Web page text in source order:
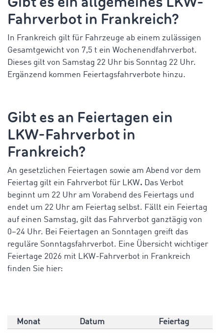
Fahrverbot in Frankreich?
In Frankreich gilt für Fahrzeuge ab einem zulässigen
Gesamtgewicht von 7,5 t ein Wochenendfahrverbot.
Dieses gilt von Samstag 22 Uhr bis Sonntag 22 Uhr.
Ergänzend kommen Feiertagsfahrverbote hinzu.
Gibt es an Feiertagen ein
LKW-Fahrverbot in
Frankreich?
An gesetzlichen Feiertagen sowie am Abend vor dem
Feiertag gilt ein Fahrverbot für LKW. Das Verbot
beginnt um 22 Uhr am Vorabend des Feiertags und
endet um 22 Uhr am Feiertag selbst. Fällt ein Feiertag
auf einen Samstag, gilt das Fahrverbot ganztägig von
0–24 Uhr. Bei Feiertagen an Sonntagen greift das
reguläre Sonntagsfahrverbot. Eine Übersicht wichtiger
Feiertage 2026 mit LKW-Fahrverbot in Frankreich
finden Sie hier:
Monat Datum Feiertag